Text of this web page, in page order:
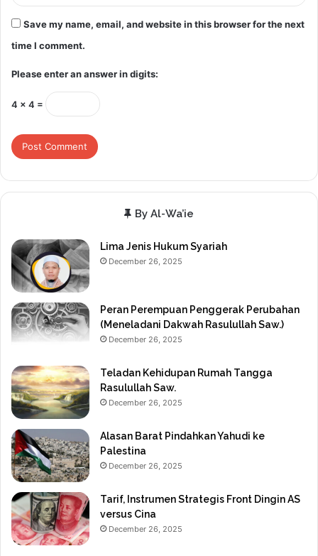
Save my name, email, and website in this browser for the next
time I comment.
Please enter an answer in digits:
4 × 4 =
By Al-Wa’ie
Lima Jenis Hukum Syariah
December 26, 2025
Peran Perempuan Penggerak Perubahan
(Meneladani Dakwah Rasulullah Saw.)
December 26, 2025
Teladan Kehidupan Rumah Tangga
Rasulullah Saw.
December 26, 2025
Alasan Barat Pindahkan Yahudi ke
Palestina
December 26, 2025
Tarif, Instrumen Strategis Front Dingin AS
versus Cina
December 26, 2025